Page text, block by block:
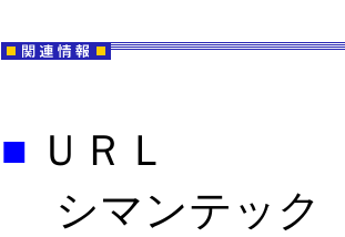
■ ＵＲＬ
シマンテック